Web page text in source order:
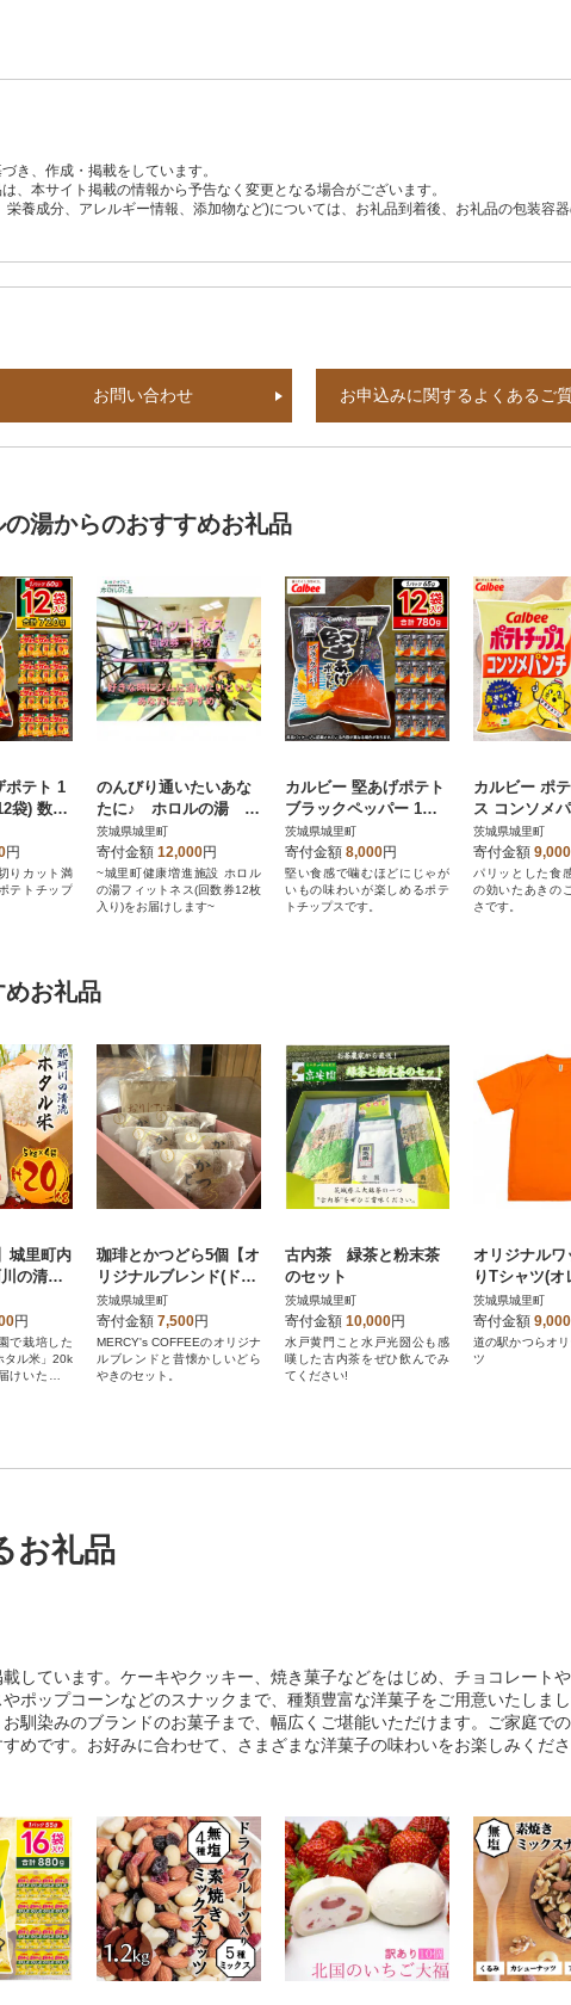
き、作成・掲載をしています。
、本サイト掲載の情報から予告なく変更となる場合がございます。
養成分、アレルギー情報、添加物など)については、お礼品到着後、お礼品の包装容器
お問い合わせ お申込みに関するよくあるご
湯からのおすすめお礼品
ポテト 1
袋) 数量
円
りカット満
テトチップ
のんびり通いたいあな
たに♪ ホロルの湯 フ
ィットネス回数券 12枚
茨城県城里町
寄付金額 12,000円
~城里町健康増進施設 ホロル
の湯フィットネス(回数券12枚
入り)をお届けします~
カルビー 堅あげポテト
ブラックペッパー 1ケ
ース(65g×12袋) 数量限
定
茨城県城里町
寄付金額 8,000円
堅い食感で噛むほどにじゃが
いもの味わいが楽しめるポテ
トチップスです。
カルビー ポ
ス コンソメ
ース(55g×16
定
茨城県城里町
寄付金額 9,000
パリッとした食
の効いたあきの
さです。
お礼品
城里町内
の清流
送限
円
で栽培した
タル米」20k
けいたしま
珈琲とかつどら5個【オ
リジナルブレンド(ドリ
ップバッグ)/白あん】
茨城県城里町
寄付金額 7,500円
MERCY's COFFEEのオリジナ
ルブレンドと昔懐かしいどら
やきのセット。
古内茶 緑茶と粉末茶
のセット
茨城県城里町
寄付金額 10,000円
水戸黄門こと水戸光圀公も感
嘆した古内茶をぜひ飲んでみ
てください!
オリジナルワ
りTシャツ(
Lサイズ
茨城県城里町
寄付金額 9,000
道の駅かつらオ
ツ
お礼品
しています。ケーキやクッキー、焼き菓子などをはじめ、チョコレート
ポップコーンなどのスナックまで、種類豊富な洋菓子をご用意いたしま
馴染みのブランドのお菓子まで、幅広くご堪能いただけます。ご家庭で
めです。お好みに合わせて、さまざまな洋菓子の味わいをお楽しみくださ